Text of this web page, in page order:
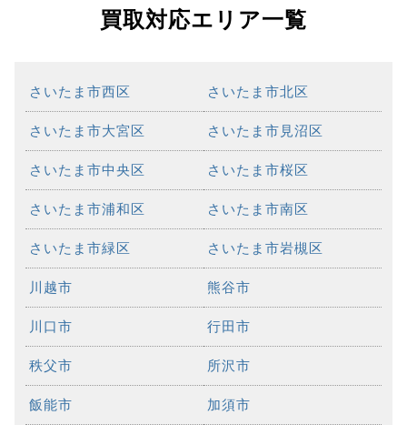
買取対応エリア一覧
さいたま市西区 さいたま市北区
さいたま市大宮区 さいたま市見沼区
さいたま市中央区 さいたま市桜区
さいたま市浦和区 さいたま市南区
さいたま市緑区 さいたま市岩槻区
川越市 熊谷市
川口市 行田市
秩父市 所沢市
飯能市 加須市